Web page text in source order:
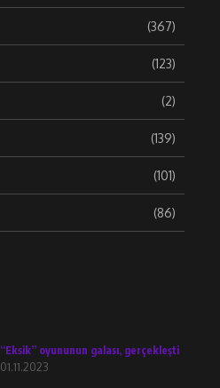
(367)
(123)
(2)
(139)
(101)
(86)
“Eksik” oyununun galası, gerçekleşti
01.11.2023